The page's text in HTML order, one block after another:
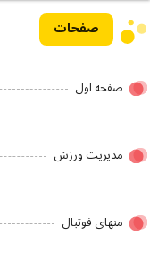
صفحات
صفحه اول
مدیریت ورزش
منهای فوتبال